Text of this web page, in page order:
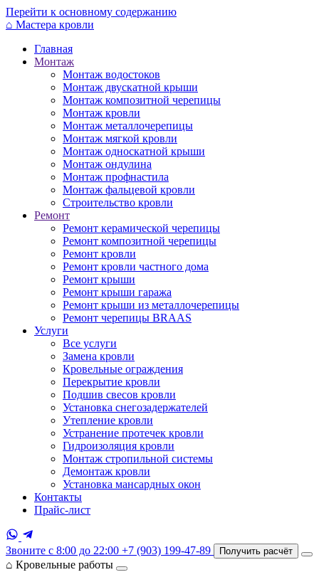
Перейти к основному содержанию
⌂ Мастера кровли
Главная
Монтаж
Монтаж водостоков
Монтаж двускатной крыши
Монтаж композитной черепицы
Монтаж кровли
Монтаж металлочерепицы
Монтаж мягкой кровли
Монтаж односкатной крыши
Монтаж ондулина
Монтаж профнастила
Монтаж фальцевой кровли
Строительство кровли
Ремонт
Ремонт керамической черепицы
Ремонт композитной черепицы
Ремонт кровли
Ремонт кровли частного дома
Ремонт крыши
Ремонт крыши гаража
Ремонт крыши из металлочерепицы
Ремонт черепицы BRAAS
Услуги
Все услуги
Замена кровли
Кровельные ограждения
Перекрытие кровли
Подшив свесов кровли
Установка снегозадержателей
Утепление кровли
Устранение протечек кровли
Гидроизоляция кровли
Монтаж стропильной системы
Демонтаж кровли
Установка мансардных окон
Контакты
Прайс-лист
Звоните с 8:00 до 22:00 +7 (903) 199-47-89 Получить расчёт
⌂ Кровельные работы